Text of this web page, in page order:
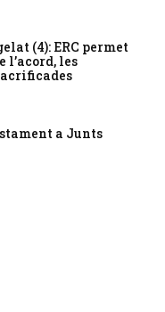
(4): ERC permet
les
a Junts